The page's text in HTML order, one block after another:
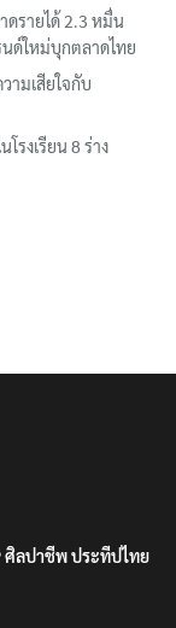
ทยวันแรก
รายได้ 2.3 หมื่น
ด์ใหม่บุกตลาดไทย
ามเสียใจกับ
งเรียน 8 ร่าง
ศิลปาชีพ ประทีปไทย